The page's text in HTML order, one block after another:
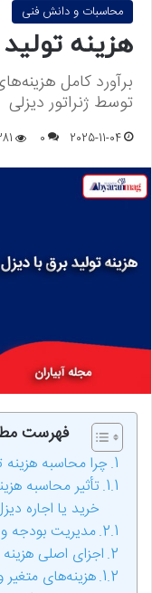
محاسبات و دانش فنی
هزینه تولید
برآورد کامل
توسط ژنراتور دیزلی
2025-11-04
0
فهرست
چرا محاسبه هزینه
تأثیر محاسبه
خرید یا اجاره
مدیریت بودجه
اجزای اصلی
هزینه‌های متغیر و